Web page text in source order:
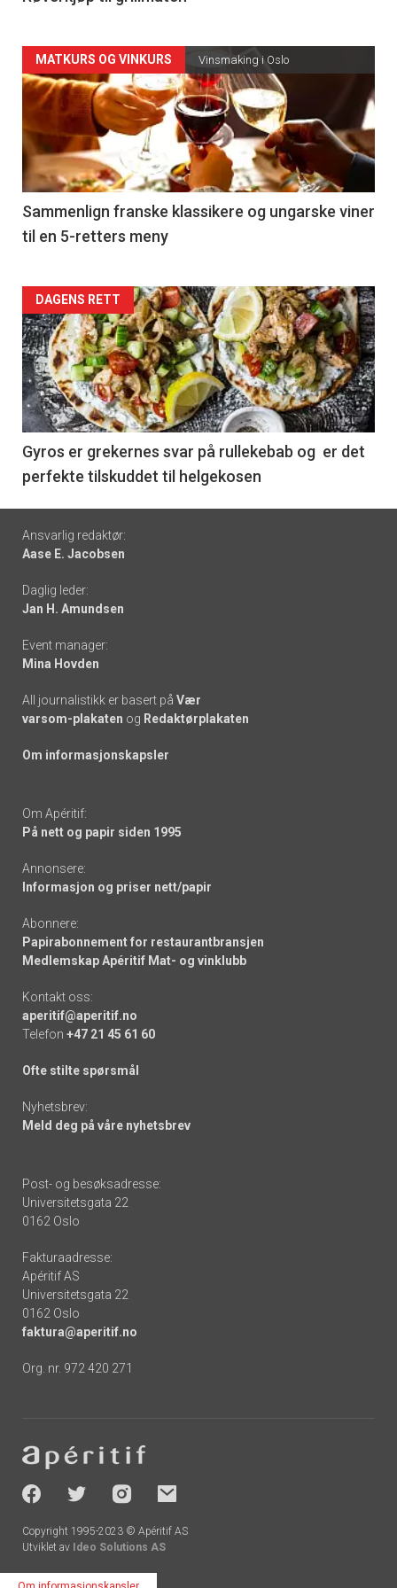
Forsiden
akkurat
nå
-
5
MATKURS OG VINKURS Vinsmaking i Oslo
Sammenlign franske klassikere og ungarske viner
til en 5-retters meny
Forsiden
akkurat
nå
-
6
DAGENS RETT
Gyros er grekernes svar på rullekebab og er det
perfekte tilskuddet til helgekosen
Footer
-
links
Ansvarlig redaktør:
Aase E. Jacobsen
Daglig leder:
Jan H. Amundsen
Event manager:
Mina Hovden
All journalistikk er basert på Vær
varsom-plakaten og Redaktørplakaten
Om informasjonskapsler
Om Apéritif:
På nett og papir siden 1995
Annonsere:
Informasjon og priser nett/papir
Abonnere:
Papirabonnement for restaurantbransjen
Medlemskap Apéritif Mat- og vinklubb
Kontakt oss:
aperitif@aperitif.no
Telefon +47 21 45 61 60
Ofte stilte spørsmål
Nyhetsbrev:
Meld deg på våre nyhetsbrev
Post- og besøksadresse:
Universitetsgata 22
0162 Oslo
Fakturaadresse:
Apéritif AS
Universitetsgata 22
0162 Oslo
faktura@aperitif.no
Org. nr. 972 420 271
-
socials
Copyright 1995-2023 © Apéritif AS
Utviklet av Ideo Solutions AS